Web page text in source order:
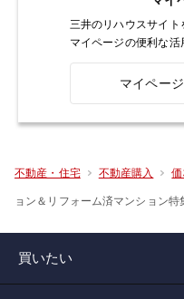
三井のリハウスサイ
マイページの便利な活
マイペー
不動産・住宅 不動産購入
ョン＆リフォーム済マンション特
買いたい